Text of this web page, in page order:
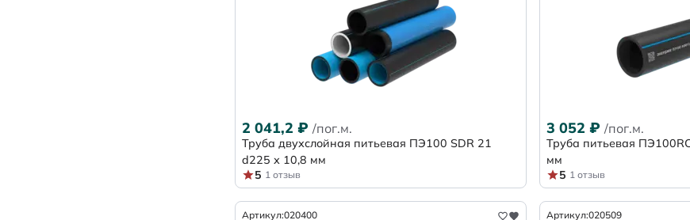
2 041,2 ₽ /пог.м.
Труба двухслойная питьевая ПЭ100 SDR 21
d225 х 10,8 мм
5 1 отзыв
3 052 ₽ /пог.м.
Труба питьевая
мм
5 1 отзыв
Артикул:020400 Артикул:020509